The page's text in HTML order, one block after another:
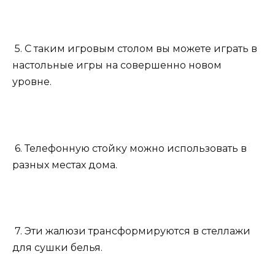
5. С таким игровым столом вы можете играть в
настольные игры на совершенно новом
уровне.
6. Телефонную стойку можно использовать в
разных местах дома.
7. Эти жалюзи трансформируются в стеллажи
для сушки белья.